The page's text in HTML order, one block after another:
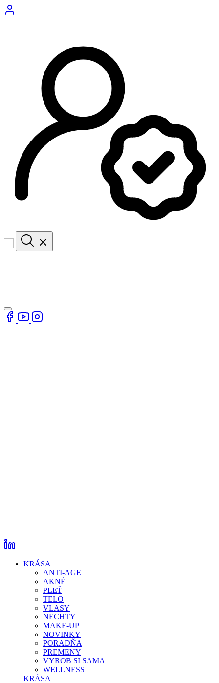
KRÁSA
ANTI-AGE
AKNÉ
PLEŤ
TELO
VLASY
NECHTY
MAKE-UP
NOVINKY
PORADŇA
PREMENY
VYROB SI SAMA
WELLNESS
KRÁSA